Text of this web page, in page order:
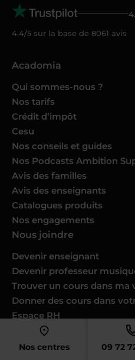
Nos centres 09 72
4.4/5 sur la base de 8061 avis
Acadomia
Qui sommes-nous ?
Nos tarifs
Crédit d’impôt
Cesu
Nos conseils et guides
Nos Podcasts Ambition
Avis des familles
Avis des enseignants
Catalogues produits
Nos engagements
Nous joindre
Devenir enseignant
Devenir professeur
Trouver un cours dans ma
Donner des cours dans
Espace RH
Nous contacter
Notre service client